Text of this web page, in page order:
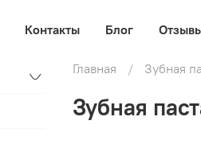
Контакты Блог
Главная Зубная
Зубная